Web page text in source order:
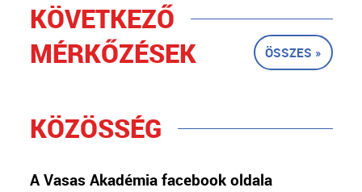
KÖVETKEZŐ
MÉRKŐZÉSEK
ÖSSZES »
KÖZÖSSÉG
A Vasas Akadémia facebook oldala